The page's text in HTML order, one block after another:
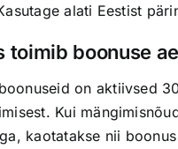
alati Eestist
toimib boonuse
on aktiivsed
Kui
kaotatakse nii